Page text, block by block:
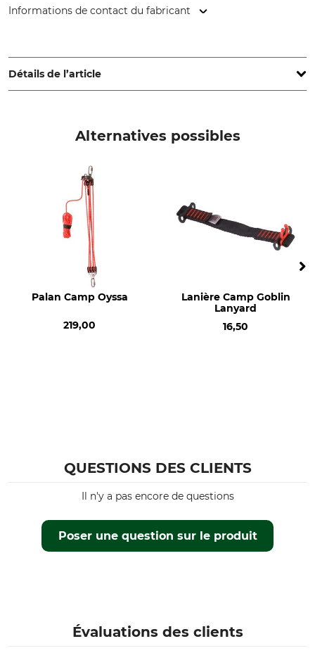
Informations de contact du fabricant
www.climb-art.de
Détails de l’article
Type de produit
Élingue et moyen de liaison
Production
Made in Germany
Alternatives possibles
Palan Camp Oyssa
219,00
Lanière Camp Goblin
Lanyard
16,50
QUESTIONS DES CLIENTS
Poser une question sur le produit
Il n'y a pas encore de questions
Évaluations des clients